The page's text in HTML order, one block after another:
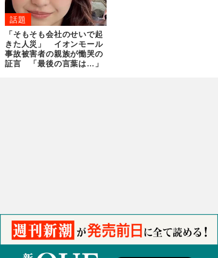
話題
「そもそも会社のせいで起
きた人災」 イオンモール
事故被害者の親族が慟哭の
証言 「最後の言葉は…」